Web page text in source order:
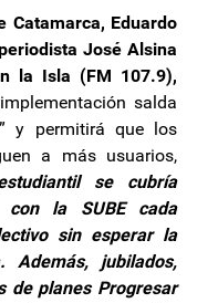
Catamarca, Eduardo
José Alsina
la Isla (FM 107.9),
salda
y permitirá que los
a más usuarios,
se cubría
con la SUBE cada
sin esperar la
Además, jubilados,
de planes Progresar